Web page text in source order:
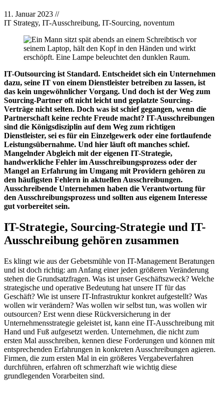
11. Januar 2023 //
IT Strategy, IT-Ausschreibung, IT-Sourcing, noventum
IT-Outsourcing ist Standard. Entscheidet sich ein Unternehmen
dazu, seine IT von einem Dienstleister betreiben zu lassen, ist
das kein ungewöhnlicher Vorgang. Und doch ist der Weg zum
Sourcing-Partner oft nicht leicht und geplatzte Sourcing-
Verträge nicht selten. Doch was ist schief gegangen, wenn die
Partnerschaft keine rechte Freude macht? IT-Ausschreibungen
sind die Königsdisziplin auf dem Weg zum richtigen
Dienstleister, sei es für ein Einzelgewerk oder eine fortlaufende
Leistungsübernahme. Und hier läuft oft manches schief.
Mangelnder Abgleich mit der eigenen IT-Strategie,
handwerkliche Fehler im Ausschreibungsprozess oder der
Mangel an Erfahrung im Umgang mit Providern gehören zu
den häufigsten Fehlern in aktuellen Ausschreibungen.
Ausschreibende Unternehmen haben die Verantwortung für
den Ausschreibungsprozess und sollten aus eigenem Interesse
gut vorbereitet sein.
IT-Strategie, Sourcing-Strategie und IT-
Ausschreibung gehören zusammen
Es klingt wie aus der Gebetsmühle von IT-Management Beratungen
und ist doch richtig: am Anfang einer jeden größeren Veränderung
stehen die Grundsatzfragen. Was ist unser Geschäftszweck? Welche
strategische und operative Bedeutung hat unsere IT für das
Geschäft? Wie ist unsere IT-Infrastruktur konkret aufgestellt? Was
wollen wir verändern? Was wollen wir selbst tun, was wollen wir
outsourcen? Erst wenn diese Rückversicherung in der
Unternehmensstrategie geleistet ist, kann eine IT-Ausschreibung mit
Hand und Fuß aufgesetzt werden. Unternehmen, die nicht zum
ersten Mal ausschreiben, kennen diese Forderungen und können mit
entsprechenden Erfahrungen in konkreten Ausschreibungen agieren.
Firmen, die zum ersten Mal in ein größeres Vergabeverfahren
durchführen, erfahren oft schmerzhaft wie wichtig diese
grundlegenden Vorarbeiten sind.